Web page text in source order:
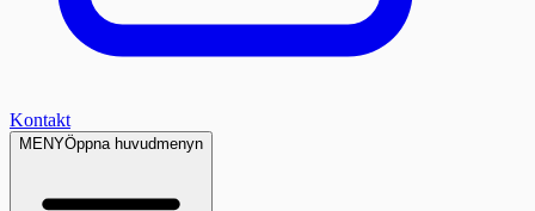
Kontakt
MENYÖppna huvudmenyn